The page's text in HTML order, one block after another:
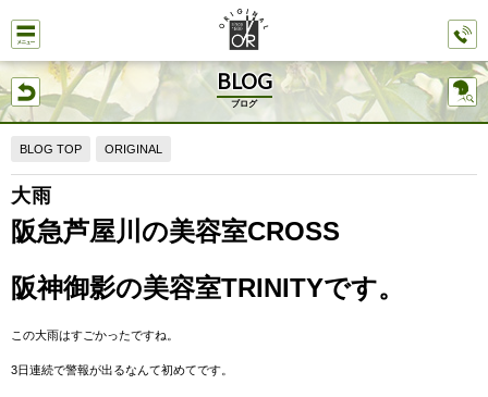
BLOG
ブログ
BLOG TOP ORIGINAL
大雨
阪急芦屋川の美容室CROSS
阪神御影の美容室TRINITYです。
この大雨はすごかったですね。
3日連続で警報が出るなんて初めてです。